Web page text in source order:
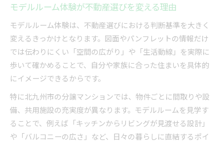
不動産分譲で子育て世代が見るべきポイント
モデルルームで確認したい安全対策と工夫
不動産分譲選びで重視する共用施設の魅力
子どもと一緒に体験できるモデルルーム見学
不動産分譲で暮らしやすさを見極めるコツ
新築マンション選びに役立つ不動産の視点
暮らしやすさ重視の不動産分譲チェックリスト
モデルルーム体験が不動産選びを変える理由
モデルルーム体験は、不動産選びにおける判断基準を大きく
変えるきっかけとなります。図面やパンフレットの情報だけ
では伝わりにくい「空間の広がり」や「生活動線」を実際に
歩いて確かめることで、自分や家族に合った住まいを具体的
にイメージできるからです。
特に北九州市の分譲マンションでは、物件ごとに間取りや設
備、共用施設の充実度が異なります。モデルルームを見学す
ることで、例えば「キッチンからリビングが見渡せる設計」
や「バルコニーの広さ」など、日々の暮らしに直結するポイ